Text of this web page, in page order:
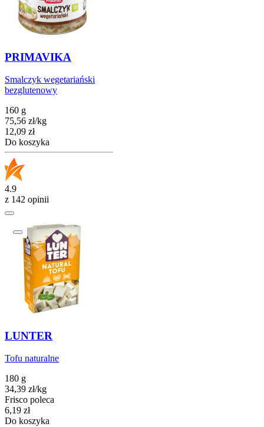
PRIMAVIKA
Smalczyk wegetariański
bezglutenowy
160 g
75,56 zł/kg
Cena
12,09 zł
Do koszyka
4.9
z 142 opinii
LUNTER
Tofu naturalne
180 g
34,39 zł/kg
Frisco poleca
Cena
6,19 zł
Do koszyka